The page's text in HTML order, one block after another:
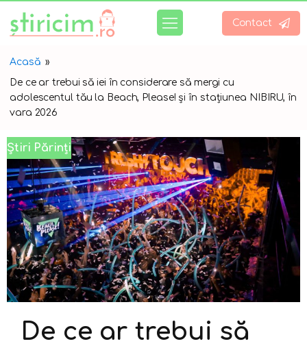
Contact
Acasă »
De ce ar trebui să iei în considerare să mergi cu
adolescentul tău la Beach, Please! și în stațiunea NIBIRU, în
vara 2026
Știri Părinți
De ce ar trebui să